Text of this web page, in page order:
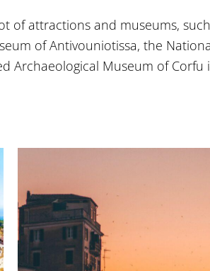
of attractions and museums,
of Antivouniotissa, the
Archaeological Museum of Corfu